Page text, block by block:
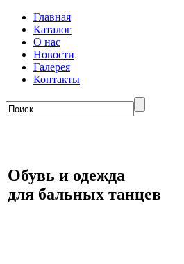
Главная
Каталог
О нас
Новости
Галерея
Контакты
Обувь и одежда
для бальных танцев